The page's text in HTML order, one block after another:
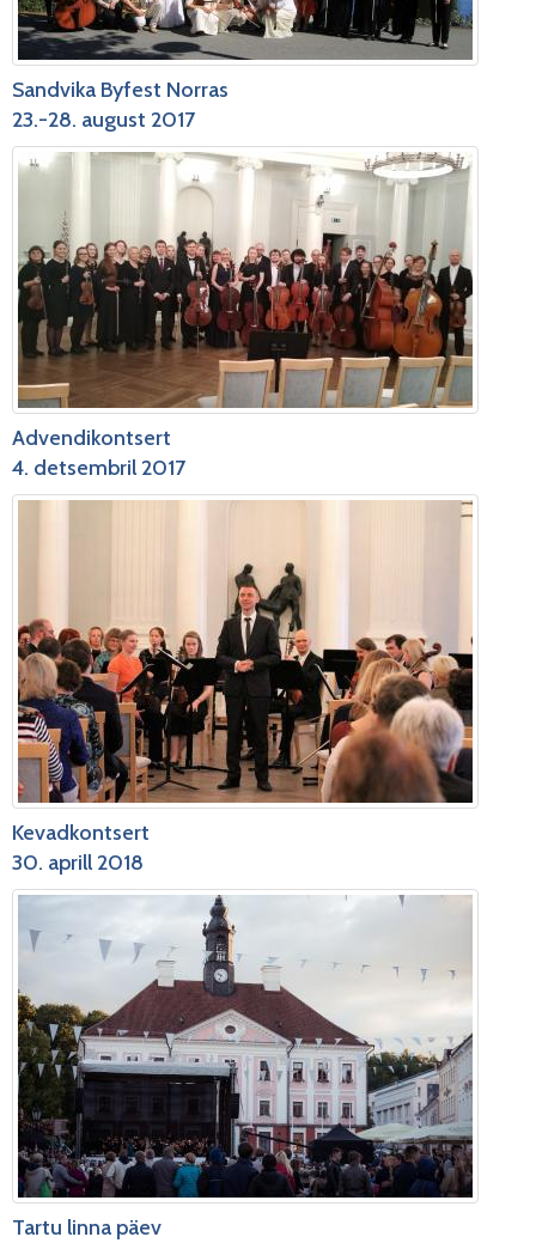
Sandvika Byfest Norras
23.-28. august 2017
Advendikontsert
4. detsembril 2017
Kevadkontsert
30. aprill 2018
Tartu linna päev